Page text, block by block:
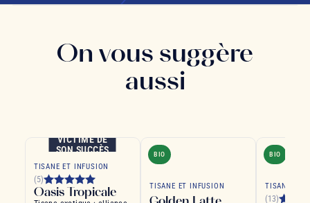
On vous suggère
aussi
VICTIME DE
SON SUCCÈS
TISANE ET INFUSION
(5)
Oasis Tropicale
BIO
TISANE ET INFUSION
BIO
TISANE ET
(13)